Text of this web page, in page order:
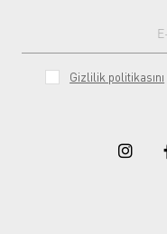
Gizlilik politikasını